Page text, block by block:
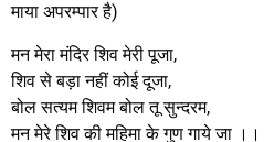
माया अपरम्पार है)
मन मेरा मंदिर शिव मेरी पूजा,
शिव से बड़ा नहीं कोई दूजा,
बोल सत्यम शिवम बोल तू सुन्दरम,
मन मेरे शिव की महिमा के गुण गाये जा ।।